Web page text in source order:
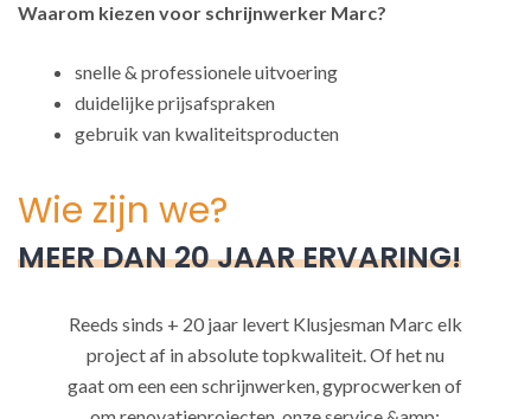
Waarom kiezen voor schrijnwerker Marc?
snelle & professionele uitvoering
duidelijke prijsafspraken
gebruik van kwaliteitsproducten
Wie zijn we?
MEER DAN 20 JAAR ERVARING!
Reeds sinds + 20 jaar levert Klusjesman Marc elk
project af in absolute topkwaliteit. Of het nu
gaat om een een schrijnwerken, gyprocwerken of